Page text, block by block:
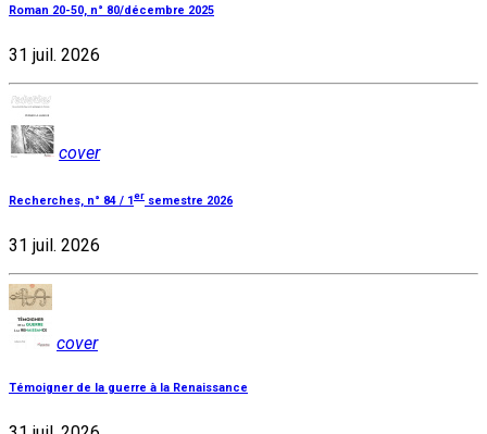
Roman 20-50, n° 80/décembre 2025
31 juil. 2026
cover
Recherches, n° 84 / 1er semestre 2026
31 juil. 2026
cover
Témoigner de la guerre à la Renaissance